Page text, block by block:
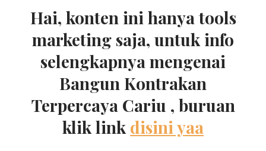
Hai, konten ini hanya tools
marketing saja, untuk info
selengkapnya mengenai
Bangun Kontrakan
Terpercaya Cariu , buruan
klik link disini yaa